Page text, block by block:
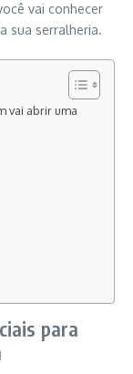
vai conhecer
sua serralheria.
vai abrir uma
para